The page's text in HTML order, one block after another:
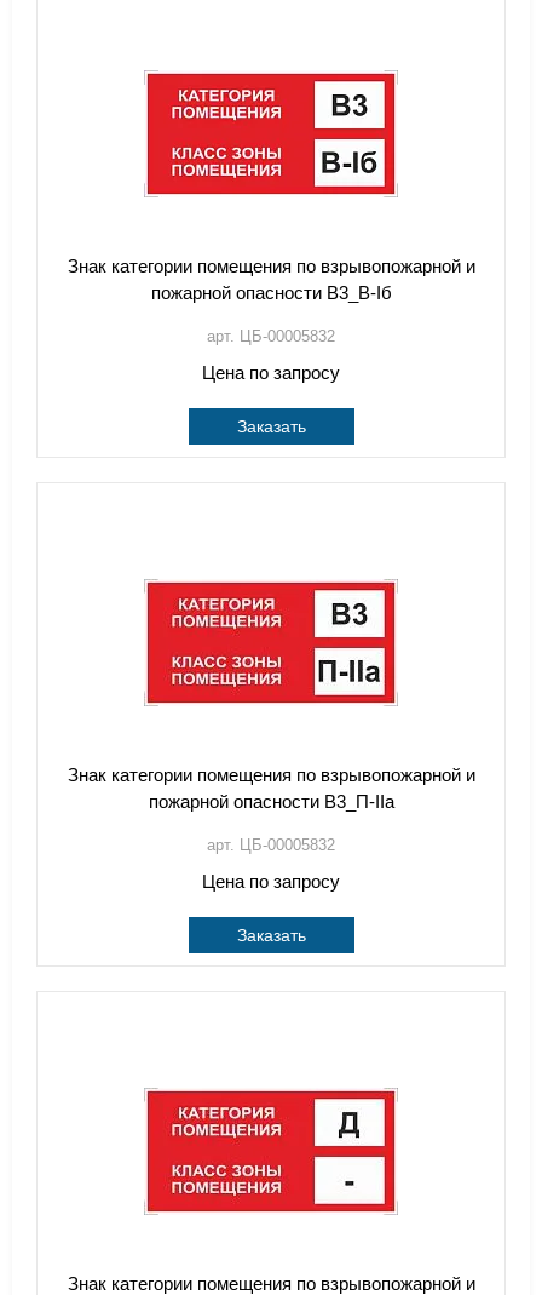
Знак категории помещения по взрывопожарной и
пожарной опасности В3_В-Iб
арт. ЦБ-00005832
Цена по запросу
Заказать
Знак категории помещения по взрывопожарной и
пожарной опасности В3_П-IIа
арт. ЦБ-00005832
Цена по запросу
Заказать
Знак категории помещения по взрывопожарной и